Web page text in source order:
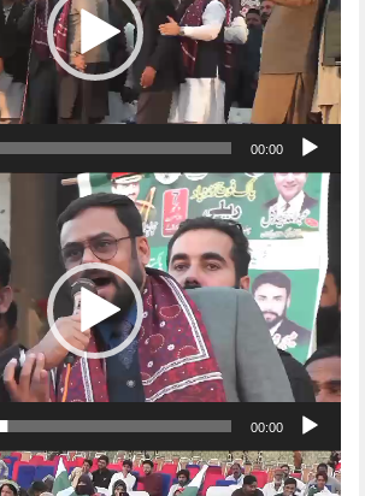
00:00
Video
Player
00:00
Video
Player